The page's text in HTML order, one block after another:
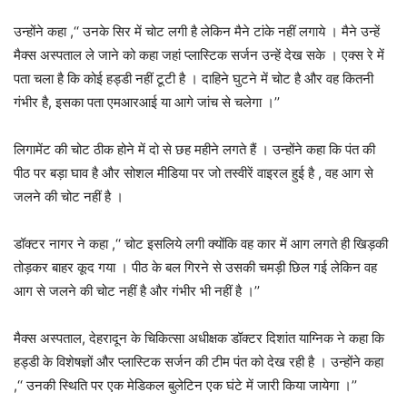
उन्होंने कहा ,‘‘ उनके सिर में चोट लगी है लेकिन मैने टांके नहीं लगाये । मैने उन्हें
मैक्स अस्पताल ले जाने को कहा जहां प्लास्टिक सर्जन उन्हें देख सके । एक्स रे में
पता चला है कि कोई हड्डी नहीं टूटी है । दाहिने घुटने में चोट है और वह कितनी
गंभीर है, इसका पता एमआरआई या आगे जांच से चलेगा ।’’
लिगामेंट की चोट ठीक होने में दो से छह महीने लगते हैं । उन्होंने कहा कि पंत की
पीठ पर बड़ा घाव है और सोशल मीडिया पर जो तस्वीरें वाइरल हुई है , वह आग से
जलने की चोट नहीं है ।
डॉक्टर नागर ने कहा ,‘‘ चोट इसलिये लगी क्योंकि वह कार में आग लगते ही खिड़की
तोड़कर बाहर कूद गया । पीठ के बल गिरने से उसकी चमड़ी छिल गई लेकिन वह
आग से जलने की चोट नहीं है और गंभीर भी नहीं है ।’’
मैक्स अस्पताल, देहरादून के चिकित्सा अधीक्षक डॉक्टर दिशांत याग्निक ने कहा कि
हड्डी के विशेषज्ञों और प्लास्टिक सर्जन की टीम पंत को देख रही है । उन्होंने कहा
,‘‘ उनकी स्थिति पर एक मेडिकल बुलेटिन एक घंटे में जारी किया जायेगा ।’’